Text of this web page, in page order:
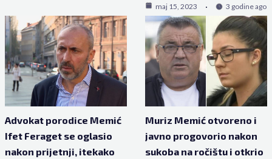
maj 15, 2023 3 godine ago
Advokat porodice Memić
Ifet Feraget se oglasio
nakon prijetnji, itekako
Muriz Memić otvoreno i
javno progovorio nakon
sukoba na ročištu i otkrio